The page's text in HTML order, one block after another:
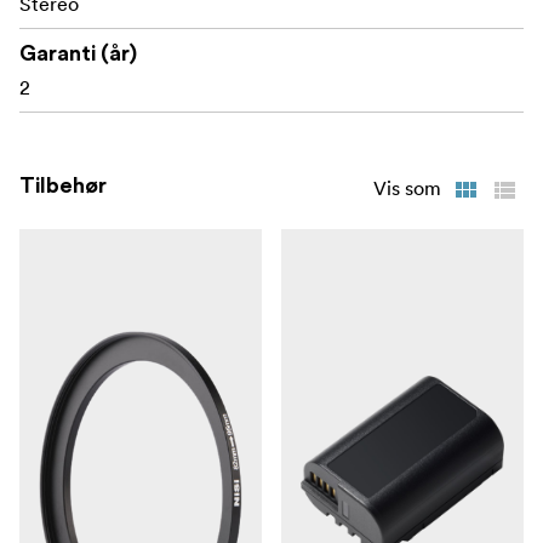
Open Gate Recording
sensoravlesning på 6,4K 30p 10-bit, noe som sikrer
- Utnytter
40 bilder i sekundet i serieopptak uten blackout
- Fanger øyeblikk på brøkdelen av et sekund med
uavbrutt sikt gjennom søkeren, slik at du kan følge
med på handlingen uten å gå glipp av noe.
Opptil 8,0-stopp 5-akset kroppsstabilisator. -
Gir avansert stabilisering for skarpe håndholdte
Garanti (år)
2
Tilbehør Vis som